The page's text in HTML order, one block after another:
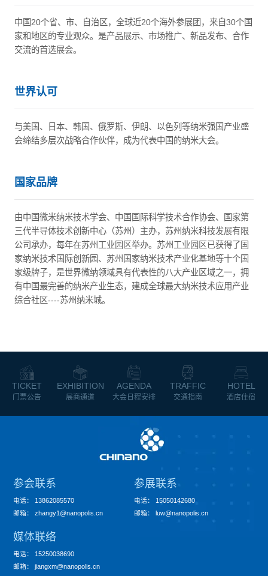
中国20个省、市、自治区，全球近20个海外参展团，来自30个国
家和地区的专业观众。是产品展示、市场推广、新品发布、合作
交流的首选展会。
世界认可
与美国、日本、韩国、俄罗斯、伊朗、以色列等纳米强国产业盛
会缔结多层次战略合作伙伴，成为代表中国的纳米大会。
国家品牌
由中国微米纳米技术学会、中国国际科学技术合作协会、国家第
三代半导体技术创新中心（苏州）主办，苏州纳米科技发展有限
公司承办，每年在苏州工业园区举办。苏州工业园区已获得了国
家纳米技术国际创新园、苏州国家纳米技术产业化基地等十个国
家级牌子，是世界微纳领域具有代表性的八大产业区域之一，拥
有中国最完善的纳米产业生态，建成全球最大纳米技术应用产业
综合社区----苏州纳米城。
TICKET
门票公告
EXHIBITION
展商通道
AGENDA
大会日程安排
TRAFFIC
交通指南
HOTEL
酒店住宿
参会联系
电话： 13862085570
邮箱：zhangy1@nanopolis.cn
参展联系
电话： 15050142680
邮箱： luw@nanopolis.cn
媒体联络
电话： 15250038690
邮箱：jiangxm@nanopolis.cn